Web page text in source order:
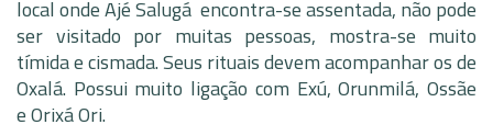
local onde Ajé Salugá encontra-se assentada, não pode
ser visitado por muitas pessoas, mostra-se muito
tímida e cismada. Seus rituais devem acompanhar os de
Oxalá. Possui muito ligação com Exú, Orunmilá, Ossãe
e Orixá Ori.